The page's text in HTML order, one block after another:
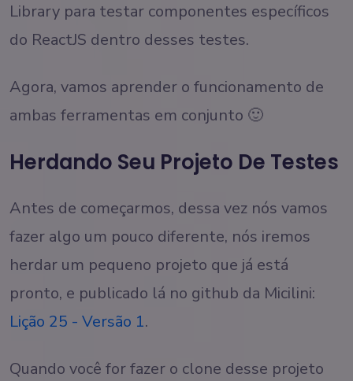
Library para testar componentes específicos
do ReactJS dentro desses testes.
Agora, vamos aprender o funcionamento de
ambas ferramentas em conjunto 🙂
Herdando Seu Projeto De Testes
Antes de começarmos, dessa vez nós vamos
fazer algo um pouco diferente, nós iremos
herdar um pequeno projeto que já está
pronto, e publicado lá no github da Micilini:
Lição 25 - Versão 1.
Quando você for fazer o clone desse projeto